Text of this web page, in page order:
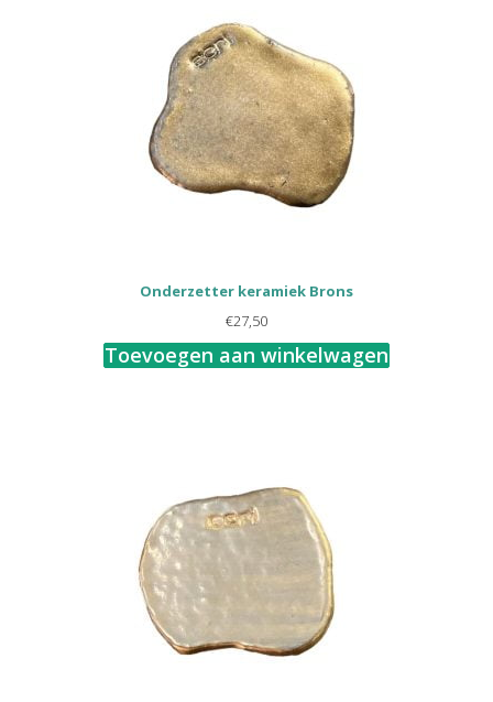
Onderzetter keramiek Brons
€27,50
Toevoegen aan winkelwagen